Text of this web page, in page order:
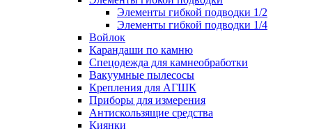
Элементы гибкой подводки 1/2
Элементы гибкой подводки 1/4
Войлок
Карандаши по камню
Спецодежда для камнеобработки
Вакуумные пылесосы
Крепления для АГШК
Приборы для измерения
Антискользящие средства
Киянки